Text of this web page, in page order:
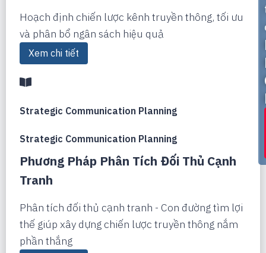
Hoạch định chiến lược kênh truyền thông, tối ưu
và phân bổ ngân sách hiệu quả
Xem chi tiết
Strategic Communication Planning
Strategic Communication Planning
Phương Pháp Phân Tích Đối Thủ Cạnh
Tranh
Phân tích đối thủ cạnh tranh - Con đường tìm lợi
thế giúp xây dựng chiến lược truyền thông nắm
phần thắng